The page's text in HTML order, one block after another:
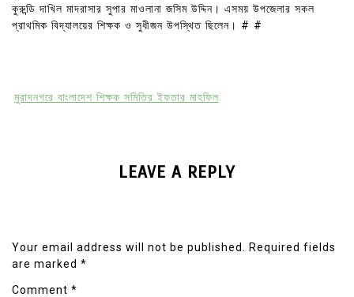
কুরুন্ডি দাখিল মাদরাসার সুপার মাওলানা জসিম উদ্দিন। এসময় উপজেলার সকল
প্রাথমিক বিদ্যালয়ের শিক্ষক ও সুধীজন উপস্থিত ছিলেন। # #
মুরাদনগরে বাংলাদেশ শিক্ষক সমিতির ইফতার মাহফিল
LEAVE A REPLY
Your email address will not be published.
Required fields
are marked *
Comment *